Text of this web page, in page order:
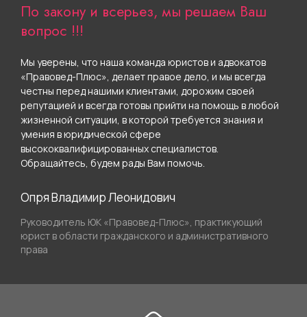
По закону и всерьез, мы решаем Ваш
вопрос !!!
Мы уверены, что наша команда юристов и адвокатов
«Правовед-Плюс», делает правое дело, и мы всегда
честны перед нашими клиентами, дорожим своей
репутацией и всегда готовы прийти на помощь в любой
жизненной ситуации, в которой требуется знания и
умения в юридической сфере
высококвалифицированных специалистов.
Обращайтесь, будем рады Вам помочь.
Опря Владимир Леонидович
Руководитель ЮК «Правовед-Плюс», практикующий
юрист в области гражданского и административного
права